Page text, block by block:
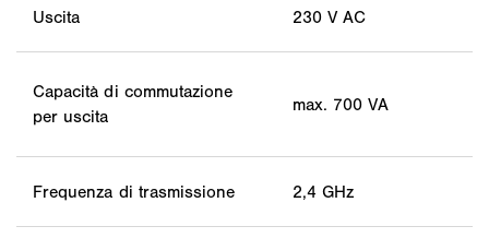
Uscita 230 V AC
Capacità di commutazione
per uscita
max. 700 VA
Frequenza di trasmissione 2,4 GHz